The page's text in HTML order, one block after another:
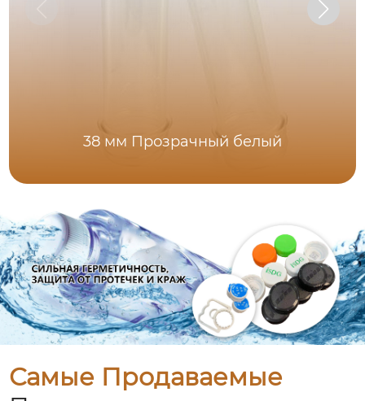
38 мм Прозрачный белый
Самые Продаваемые